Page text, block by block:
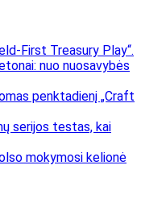
First Treasury Play“.
nuo nuosavybės
penktadienį „Craft
serijos testas, kai
mokymosi kelionė